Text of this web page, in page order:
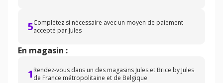
5Complétez si nécessaire avec un moyen de paiement
accepté par Jules
En magasin :
1 Rendez-vous dans un des magasins Jules et Brice by Jules
de France métropolitaine et de Belgique